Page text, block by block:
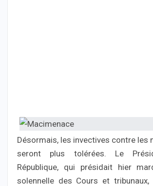
Désormais, les invectives contre les
seront plus tolérées. Le
République, qui présidait hier
solennelle des Cours et